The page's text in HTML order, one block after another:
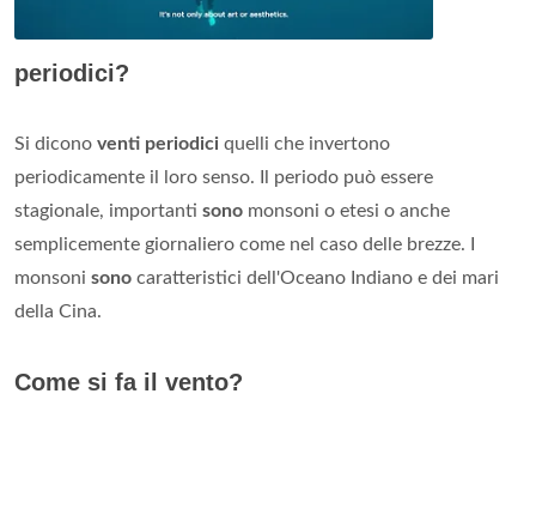
periodici?
Si dicono venti periodici quelli che invertono
periodicamente il loro senso. Il periodo può essere
stagionale, importanti sono monsoni o etesi o anche
semplicemente giornaliero come nel caso delle brezze. I
monsoni sono caratteristici dell'Oceano Indiano e dei mari
della Cina.
Come si fa il vento?